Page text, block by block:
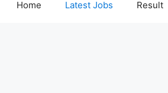
Home Latest Jobs Result